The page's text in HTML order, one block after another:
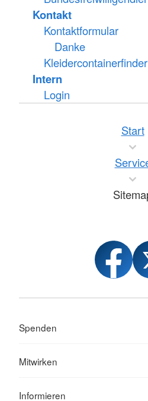
Kontakt
Kontaktformular
Danke
Kleidercontainerfinder
Intern
Login
Start
Spenden
Mitwirken
Informieren